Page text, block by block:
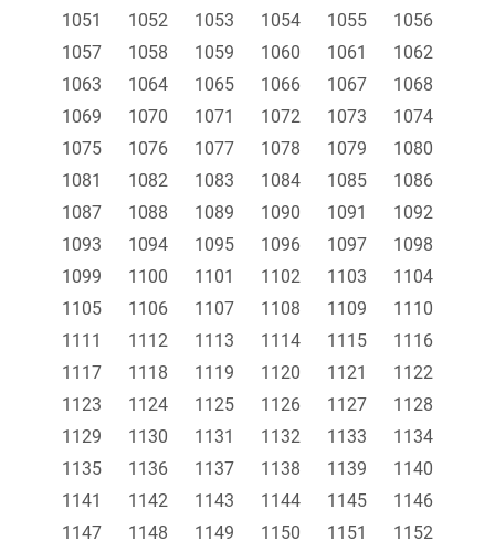
1051
1052 1053 1054 1055
1056
1057
1058 1059 1060 1061
1062
1063
1064 1065 1066 1067
1068
1069
1070 1071 1072 1073
1074
1075
1076 1077 1078 1079
1080
1081
1082 1083 1084 1085
1086
1087
1088 1089 1090 1091
1092
1093
1094 1095 1096 1097
1098
1099
1100 1101 1102 1103
1104
1105
1106 1107 1108 1109
1110
1111
1112 1113 1114 1115
1116
1117
1118 1119 1120 1121
1122
1123
1124 1125 1126 1127
1128
1129
1130 1131 1132 1133
1134
1135
1136 1137 1138 1139
1140
1141
1142 1143 1144 1145
1146
1147
1148 1149 1150 1151 1152